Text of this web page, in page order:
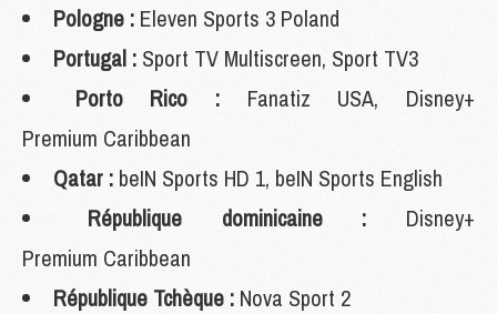
Pologne : Eleven Sports 3 Poland
Portugal : Sport TV Multiscreen, Sport TV3
Porto Rico : Fanatiz USA, Disney+
Premium Caribbean
Qatar : beIN Sports HD 1, beIN Sports English
République dominicaine : Disney+
Premium Caribbean
République Tchèque : Nova Sport 2